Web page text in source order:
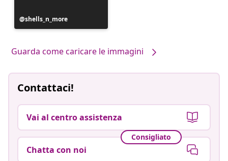
Post
pubblicato
shells_n_more
Guarda come caricare le immagini
Contattaci!
Vai al centro assistenza
Consigliato
Chatta con noi